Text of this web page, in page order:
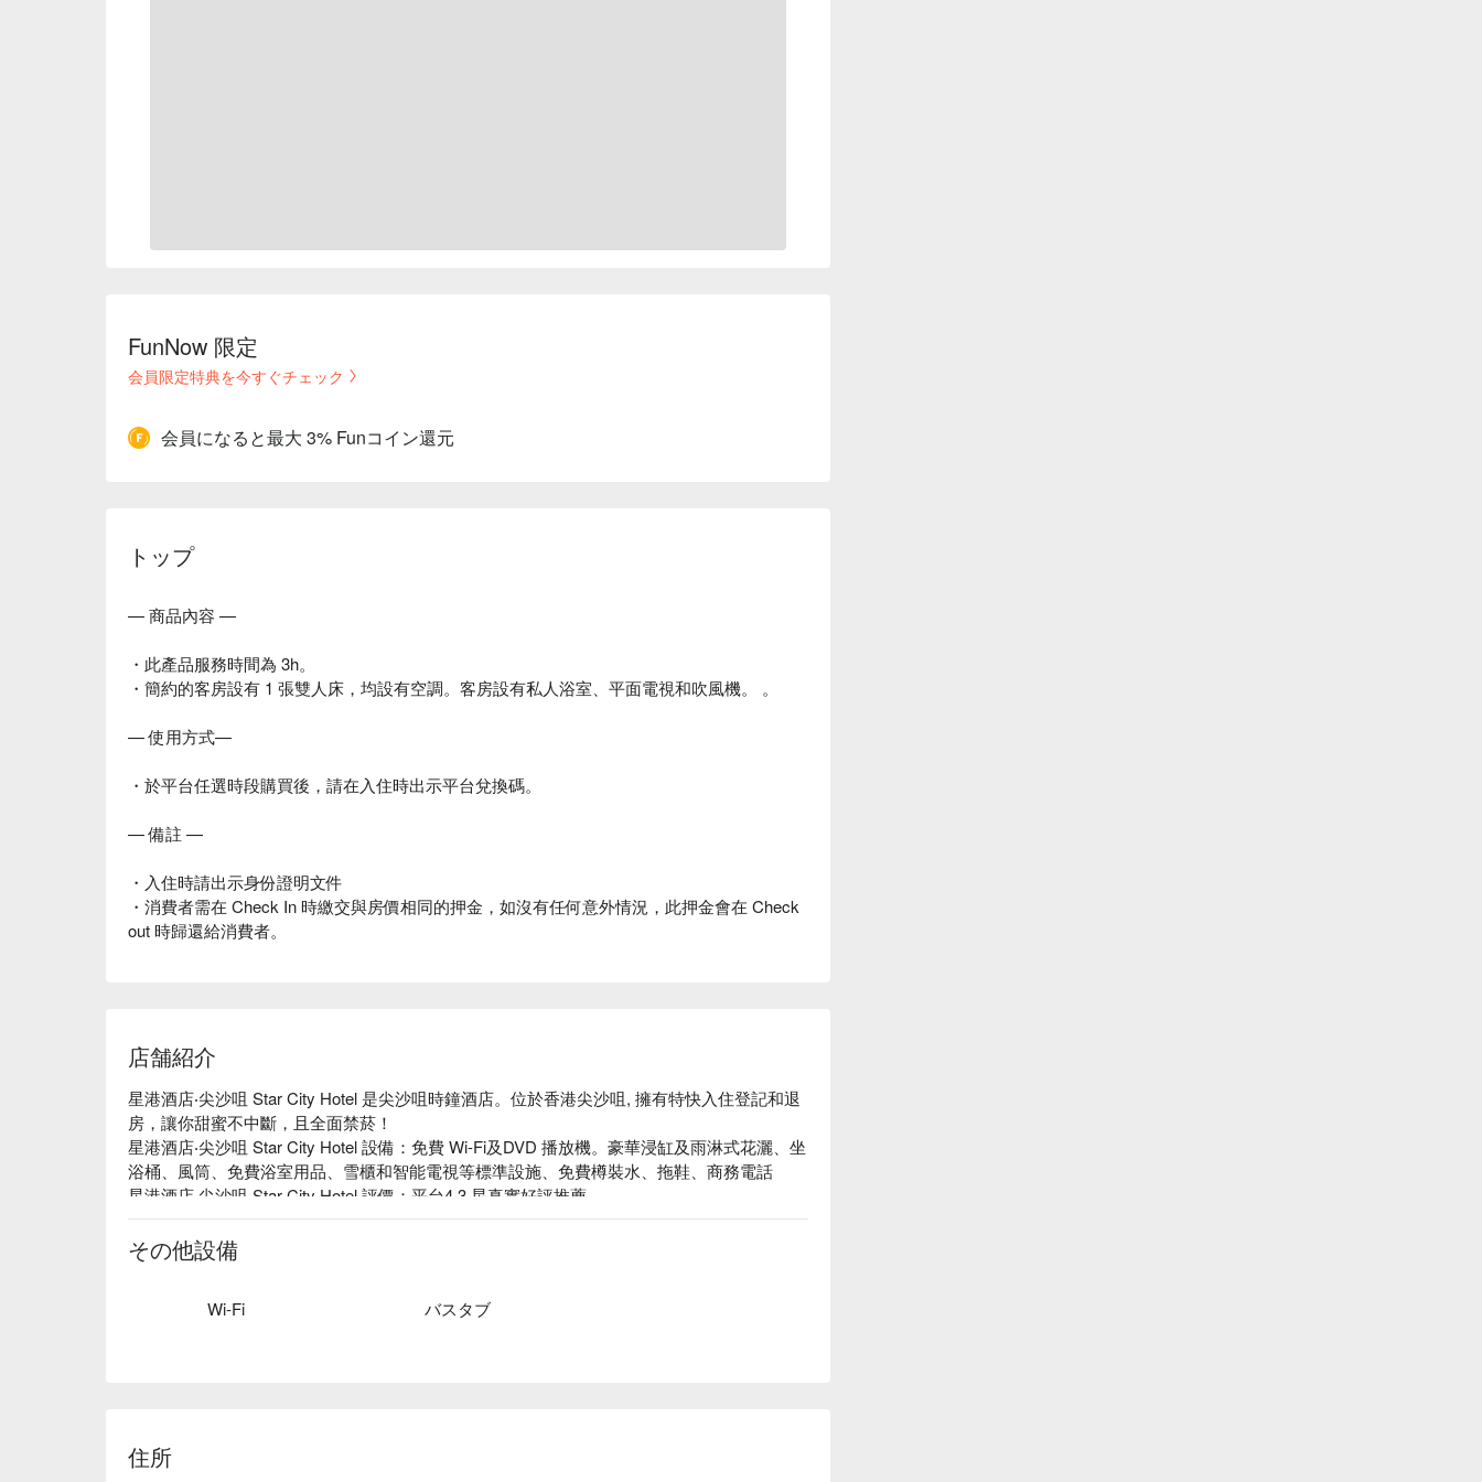
FunNow 限定
会員限定特典を今すぐチェック
会員になると最大 3% Funコイン還元
トップ
— 商品內容 —
・此產品服務時間為 3h。
・簡約的客房設有 1 張雙人床，均設有空調。客房設有私人浴室、平面電視和吹風機。 。
— 使用方式—
・於平台任選時段購買後，請在入住時出示平台兌換碼。
— 備註 —
・入住時請出示身份證明文件
・消費者需在 Check In 時繳交與房價相同的押金，如沒有任何意外情況，此押金會在 Check
out 時歸還給消費者。
店舗紹介
星港酒店‧尖沙咀 Star City Hotel 是尖沙咀時鐘酒店。位於香港尖沙咀, 擁有特快入住登記和退
房，讓你甜蜜不中斷，且全面禁菸！
星港酒店‧尖沙咀 Star City Hotel 設備：免費 Wi-Fi及DVD 播放機。豪華浸缸及雨淋式花灑、坐
浴桶、風筒、免費浴室用品、雪櫃和智能電視等標準設施、免費樽裝水、拖鞋、商務電話
星港酒店‧尖沙咀 Star City Hotel 評價：平台4.3 星真實好評推薦
星港酒店‧尖沙咀 Star City Hotel推薦：距離尖沙咀地鐵站僅有 6 分鐘步行路程
星港酒店‧尖沙咀 Star City Hotel 尖沙咀時鐘酒店推介、星港酒店‧尖沙咀 Star City Hotel優惠資
訊立刻查看⬇︎
その他設備
Wi-Fi バスタブ
住所